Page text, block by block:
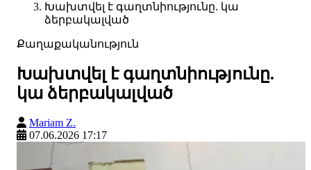
Խախտվել է գաղտնիությունը. կա
ձերբակալված
Քաղաքականություն
Խախտվել է գաղտնիությունը.
կա ձերբակալված
Mariam Z.
07.06.2026 17:17